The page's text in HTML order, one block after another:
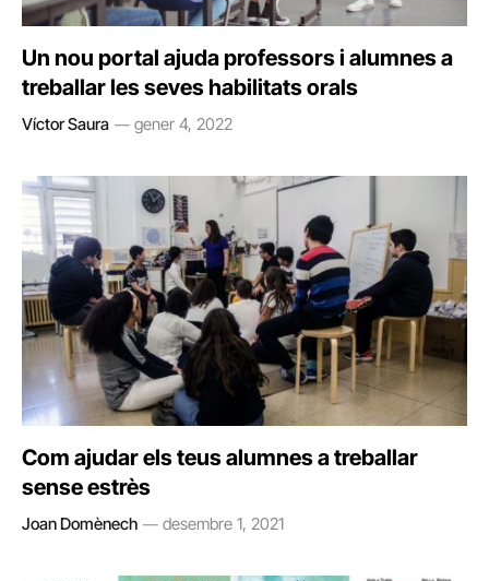
Un nou portal ajuda professors i alumnes a
treballar les seves habilitats orals
Víctor Saura gener 4, 2022
Com ajudar els teus alumnes a treballar
sense estrès
Joan Domènech desembre 1, 2021